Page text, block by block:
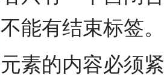
不能有结束标签。
元素的内容必须